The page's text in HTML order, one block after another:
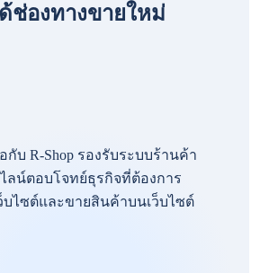
ช่องทางขายใหม่
กับ R-Shop รองรับระบบร้านค้า
ลน์ตอบโจทย์ธุรกิจที่ต้องการ
บไซต์และขายสินค้าบนเว็บไซต์